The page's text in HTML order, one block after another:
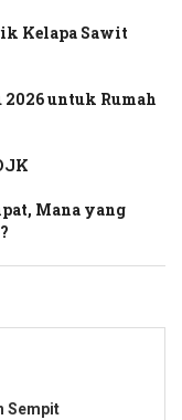
Kelapa Sawit
2026 untuk Rumah
Mana yang
Sempit